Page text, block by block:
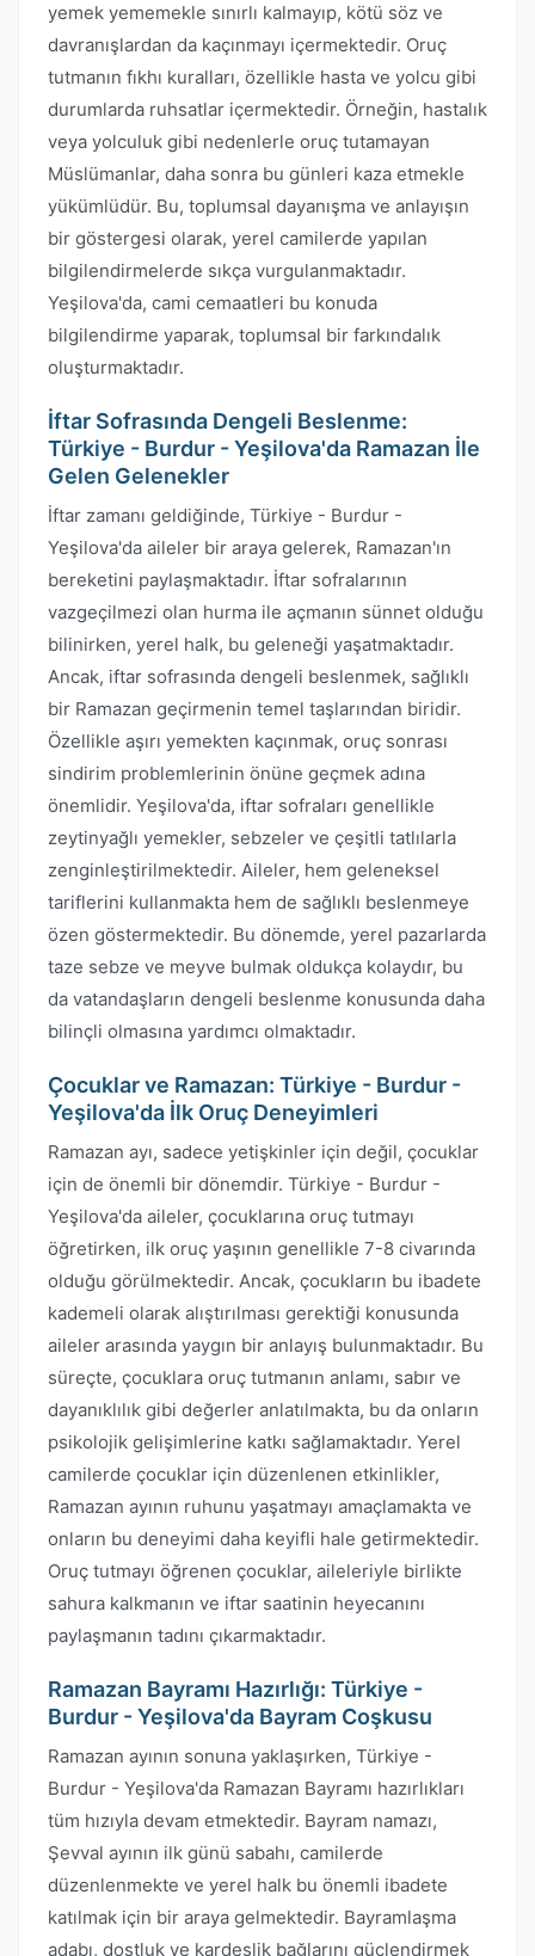
yemek yememekle sınırlı kalmayıp, kötü söz ve
davranışlardan da kaçınmayı içermektedir. Oruç
tutmanın fıkhı kuralları, özellikle hasta ve yolcu gibi
durumlarda ruhsatlar içermektedir. Örneğin, hastalık
veya yolculuk gibi nedenlerle oruç tutamayan
Müslümanlar, daha sonra bu günleri kaza etmekle
yükümlüdür. Bu, toplumsal dayanışma ve anlayışın
bir göstergesi olarak, yerel camilerde yapılan
bilgilendirmelerde sıkça vurgulanmaktadır.
Yeşilova'da, cami cemaatleri bu konuda
bilgilendirme yaparak, toplumsal bir farkındalık
oluşturmaktadır.
İftar Sofrasında Dengeli Beslenme:
Türkiye - Burdur - Yeşilova'da Ramazan İle
Gelen Gelenekler
İftar zamanı geldiğinde, Türkiye - Burdur -
Yeşilova'da aileler bir araya gelerek, Ramazan'ın
bereketini paylaşmaktadır. İftar sofralarının
vazgeçilmezi olan hurma ile açmanın sünnet olduğu
bilinirken, yerel halk, bu geleneği yaşatmaktadır.
Ancak, iftar sofrasında dengeli beslenmek, sağlıklı
bir Ramazan geçirmenin temel taşlarından biridir.
Özellikle aşırı yemekten kaçınmak, oruç sonrası
sindirim problemlerinin önüne geçmek adına
önemlidir. Yeşilova'da, iftar sofraları genellikle
zeytinyağlı yemekler, sebzeler ve çeşitli tatlılarla
zenginleştirilmektedir. Aileler, hem geleneksel
tariflerini kullanmakta hem de sağlıklı beslenmeye
özen göstermektedir. Bu dönemde, yerel pazarlarda
taze sebze ve meyve bulmak oldukça kolaydır, bu
da vatandaşların dengeli beslenme konusunda daha
bilinçli olmasına yardımcı olmaktadır.
Çocuklar ve Ramazan: Türkiye - Burdur -
Yeşilova'da İlk Oruç Deneyimleri
Ramazan ayı, sadece yetişkinler için değil, çocuklar
için de önemli bir dönemdir. Türkiye - Burdur -
Yeşilova'da aileler, çocuklarına oruç tutmayı
öğretirken, ilk oruç yaşının genellikle 7-8 civarında
olduğu görülmektedir. Ancak, çocukların bu ibadete
kademeli olarak alıştırılması gerektiği konusunda
aileler arasında yaygın bir anlayış bulunmaktadır. Bu
süreçte, çocuklara oruç tutmanın anlamı, sabır ve
dayanıklılık gibi değerler anlatılmakta, bu da onların
psikolojik gelişimlerine katkı sağlamaktadır. Yerel
camilerde çocuklar için düzenlenen etkinlikler,
Ramazan ayının ruhunu yaşatmayı amaçlamakta ve
onların bu deneyimi daha keyifli hale getirmektedir.
Oruç tutmayı öğrenen çocuklar, aileleriyle birlikte
sahura kalkmanın ve iftar saatinin heyecanını
paylaşmanın tadını çıkarmaktadır.
Ramazan Bayramı Hazırlığı: Türkiye -
Burdur - Yeşilova'da Bayram Coşkusu
Ramazan ayının sonuna yaklaşırken, Türkiye -
Burdur - Yeşilova'da Ramazan Bayramı hazırlıkları
tüm hızıyla devam etmektedir. Bayram namazı,
Şevval ayının ilk günü sabahı, camilerde
düzenlenmekte ve yerel halk bu önemli ibadete
katılmak için bir araya gelmektedir. Bayramlaşma
adabı, dostluk ve kardeşlik bağlarını güçlendirmek